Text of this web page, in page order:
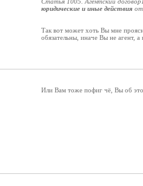
юридические и иные действия от
Так вот может хоть Вы мне
обязательны, иначе Вы не агент,
Или Вам тоже пофиг чё, Вы об этом